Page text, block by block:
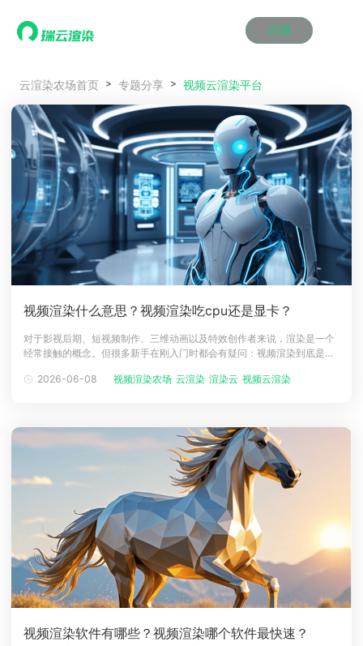
注册
产品服务
效果图渲染
云制作
云渲染管理系统
瑞兔百宝箱
AI视频插帧
效果图渲染
云制作
云渲染管理系统
瑞兔百宝箱
AI视频插帧
效果图渲染
云制作
云渲染管理系统
瑞兔百宝箱
AI视频插帧
效果图渲染
云制作
云渲染管理系统
瑞兔百宝箱
AI视频插帧
效果图渲染
云制作
云渲染管理系统
瑞兔百宝箱
AI视频插帧
效果图渲染
云制作
云渲染管理系统
瑞兔百宝箱
AI视频插帧
解决方案
Maya云渲染方案
3ds Max云渲染方案
Cinema 4D云渲染方案
Blender 云渲染方案
Maya AI渲染方案
Maya云渲染方案
3ds Max云渲染方案
Cinema 4D云渲染方案
Blender 云渲染方案
Maya AI渲染方案
Maya云渲染方案
3ds Max云渲染方案
Cinema 4D云渲染方案
Blender 云渲染方案
Maya AI渲染方案
Maya云渲染方案
3ds Max云渲染方案
Cinema 4D云渲染方案
Blender 云渲染方案
Maya AI渲染方案
Maya云渲染方案
3ds Max云渲染方案
Cinema 4D云渲染方案
Blender 云渲染方案
Maya AI渲染方案
Maya云渲染方案
3ds Max云渲染方案
Cinema 4D云渲染方案
Blender 云渲染方案
Maya AI渲染方案
价格
动画价格
效果图价格
云制作价格
动画价格
效果图价格
云制作价格
动画价格
效果图价格
云制作价格
动画价格
效果图价格
云制作价格
动画价格
效果图价格
云制作价格
动画价格
效果图价格
云制作价格
案例
资讯&赛事
新闻资讯
渲染百科
渲染大赛
泛CG交流会
新闻资讯
渲染百科
渲染大赛
泛CG交流会
新闻资讯
渲染百科
渲染大赛
泛CG交流会
新闻资讯
渲染百科
渲染大赛
泛CG交流会
新闻资讯
渲染百科
渲染大赛
泛CG交流会
新闻资讯
渲染百科
渲染大赛
泛CG交流会
特惠专区
教育优惠
教育优惠
教育优惠
教育优惠
教育优惠
教育优惠
关于我们
下载
云渲染农场首页 专题分享 视频云渲染平台
视频渲染什么意思？视频渲染吃cpu还是显卡？
对于影视后期、短视频制作、三维动画以及特效创作者来说，渲染是一个
经常接触的概念。但很多新手在刚入门时都会有疑问：视频渲染到底是什
是视频渲染？视频渲染是指将编辑软件中的素材、特效、动画、字幕、调
2026-06-08 视频渲染农场 云渲染 渲染云 视频云渲染
视频渲染软件有哪些？视频渲染哪个软件最快速？